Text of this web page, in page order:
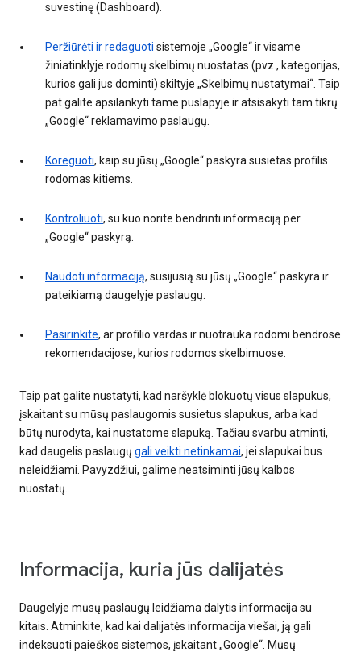
suvestinę (Dashboard).
Peržiūrėti ir redaguoti sistemoje „Google“ ir visame
žiniatinklyje rodomų skelbimų nuostatas (pvz., kategorijas,
kurios gali jus dominti) skiltyje „Skelbimų nustatymai“. Taip
pat galite apsilankyti tame puslapyje ir atsisakyti tam tikrų
„Google“ reklamavimo paslaugų.
Koreguoti, kaip su jūsų „Google“ paskyra susietas profilis
rodomas kitiems.
Kontroliuoti, su kuo norite bendrinti informaciją per
„Google“ paskyrą.
Naudoti informaciją, susijusią su jūsų „Google“ paskyra ir
pateikiamą daugelyje paslaugų.
Pasirinkite, ar profilio vardas ir nuotrauka rodomi bendrose
rekomendacijose, kurios rodomos skelbimuose.
Taip pat galite nustatyti, kad naršyklė blokuotų visus slapukus,
įskaitant su mūsų paslaugomis susietus slapukus, arba kad
būtų nurodyta, kai nustatome slapuką. Tačiau svarbu atminti,
kad daugelis paslaugų gali veikti netinkamai, jei slapukai bus
neleidžiami. Pavyzdžiui, galime neatsiminti jūsų kalbos
nuostatų.
Informacija, kuria jūs dalijatės
Daugelyje mūsų paslaugų leidžiama dalytis informacija su
kitais. Atminkite, kad kai dalijatės informacija viešai, ją gali
indeksuoti paieškos sistemos, įskaitant „Google“. Mūsų